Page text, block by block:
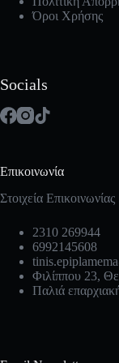
Όροι Χρήσης
Socials
Επικοινωνία
Στοιχεία Επικοινωνίας
2310 269944
6992145608
Φιλίππου 23,
Παλιά